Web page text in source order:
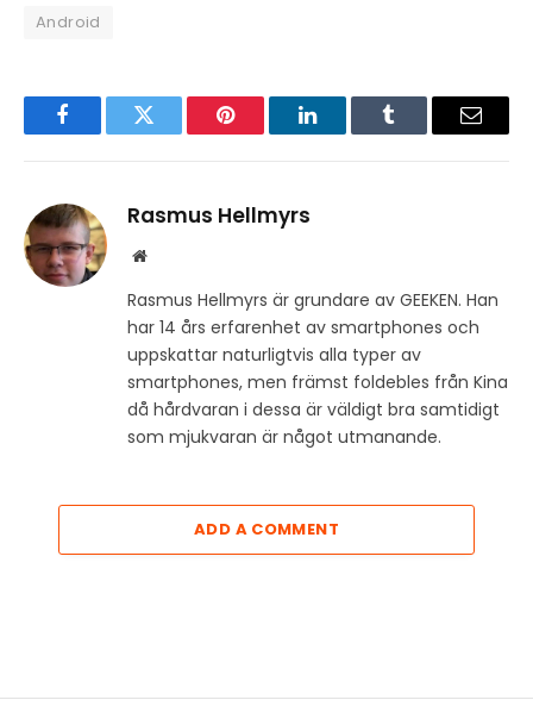
Android
FacebookTwitter Pinterest LinkedInTumblr Email
Rasmus Hellmyrs
Website
Rasmus Hellmyrs är grundare av GEEKEN. Han
har 14 års erfarenhet av smartphones och
uppskattar naturligtvis alla typer av
smartphones, men främst foldebles från Kina
då hårdvaran i dessa är väldigt bra samtidigt
som mjukvaran är något utmanande.
ADD A COMMENT